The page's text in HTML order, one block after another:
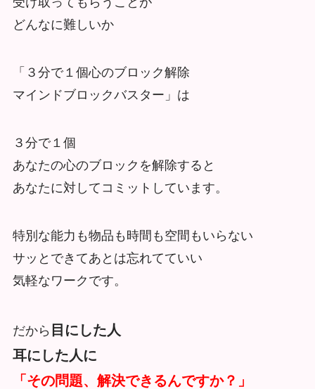
どんなに難しいか
「３分で１個心のブロック解除
マインドブロックバスター」は
３分で１個
あなたの心のブロックを解除すると
あなたに対してコミットしています。
特別な能力も物品も時間も空間もいらない
サッとできてあとは忘れてていい
気軽なワークです。
だから 目にした人
耳にした人に
「その問題、解決できるんですか？」